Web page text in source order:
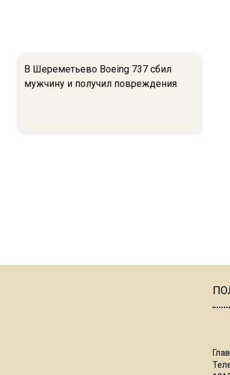
В Шереметьево Boeing 737 сбил
мужчину и получил повреждения